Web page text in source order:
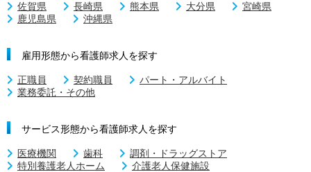
佐賀県
長崎県 熊本県 大分県
宮崎県
鹿児島県
沖縄県
雇用形態から看護師求人を探す
正職員 契約職員
パート・アルバイト
業務委託・その他
サービス形態から看護師求人を探す
医療機関 歯科
調剤・ドラッグストア
特別養護老人ホーム
介護老人保健施設